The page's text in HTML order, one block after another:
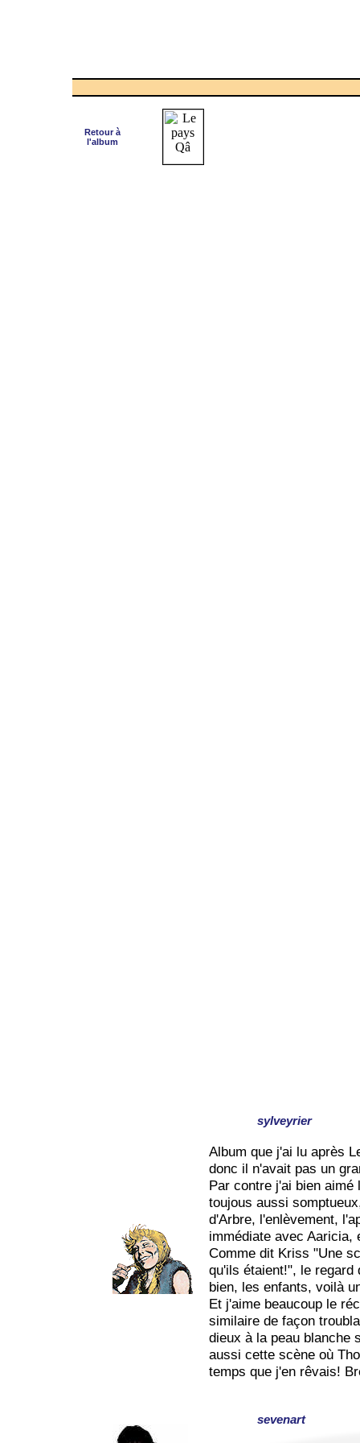
Retour à
l'album
sylveyrier
Album que j'ai lu après
donc il n'avait pas un
Par contre j'ai bien
toujous aussi
d'Arbre, l'enlèvement,
immédiate avec Aaricia,
Comme dit Kriss "Une
qu'ils étaient!", le
bien, les enfants, voilà
Et j'aime beaucoup le
similaire de façon
dieux à la peau blanche
aussi cette scène où
temps que j'en rêvais!
sevenart